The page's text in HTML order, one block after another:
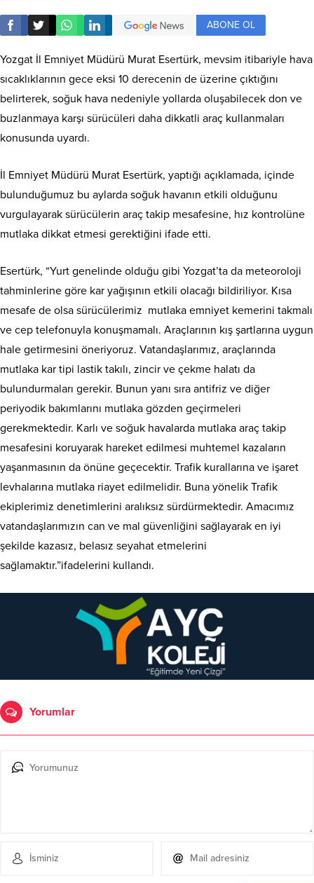
ABONE OL
Yozgat İl Emniyet Müdürü Murat Esertürk, mevsim itibariyle hava
sıcaklıklarının gece eksi 10 derecenin de üzerine çıktığını
belirterek, soğuk hava nedeniyle yollarda oluşabilecek don ve
buzlanmaya karşı sürücüleri daha dikkatli araç kullanmaları
konusunda uyardı.
İl Emniyet Müdürü Murat Esertürk, yaptığı açıklamada, içinde
bulunduğumuz bu aylarda soğuk havanın etkili olduğunu
vurgulayarak sürücülerin araç takip mesafesine, hız kontrolüne
mutlaka dikkat etmesi gerektiğini ifade etti.
Esertürk, “Yurt genelinde olduğu gibi Yozgat’ta da meteoroloji
tahminlerine göre kar yağışının etkili olacağı bildiriliyor. Kısa
mesafe de olsa sürücülerimiz mutlaka emniyet kemerini takmalı
ve cep telefonuyla konuşmamalı. Araçlarının kış şartlarına uygun
hale getirmesini öneriyoruz. Vatandaşlarımız, araçlarında
mutlaka kar tipi lastik takılı, zincir ve çekme halatı da
bulundurmaları gerekir. Bunun yanı sıra antifriz ve diğer
periyodik bakımlarını mutlaka gözden geçirmeleri
gerekmektedir. Karlı ve soğuk havalarda mutlaka araç takip
mesafesini koruyarak hareket edilmesi muhtemel kazaların
yaşanmasının da önüne geçecektir. Trafik kurallarına ve işaret
levhalarına mutlaka riayet edilmelidir. Buna yönelik Trafik
ekiplerimiz denetimlerini aralıksız sürdürmektedir. Amacımız
vatandaşlarımızın can ve mal güvenliğini sağlayarak en iyi
şekilde kazasız, belasız seyahat etmelerini
sağlamaktır.”ifadelerini kullandı.
Yorumlar